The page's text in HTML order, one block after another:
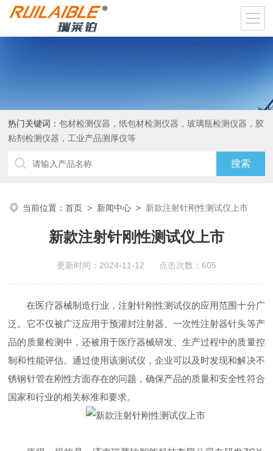
热门关键词：包材检测仪器，纸包材检测仪器，玻璃瓶检测仪器，胶
粘剂检测仪器，工业产品测厚仪等
当前位置：首页 > 新闻中心 > 新款注射针刚性测试仪上市
新款注射针刚性测试仪上市
更新时间：2024-11-12 点击次数：605
在医疗器械制造行业，注射针刚性测试仪的应用范围十分广
泛。它不仅被广泛应用于预灌封注射器、一次性注射器针头等产
品的质量检测中，还被用于医疗器械研发、生产过程中的质量控
制和性能评估。通过使用该测试仪，企业可以及时发现和解决不
锈钢针管在刚性方面存在的问题，确保产品的质量和安全性符合
国家和行业的相关标准和要求。